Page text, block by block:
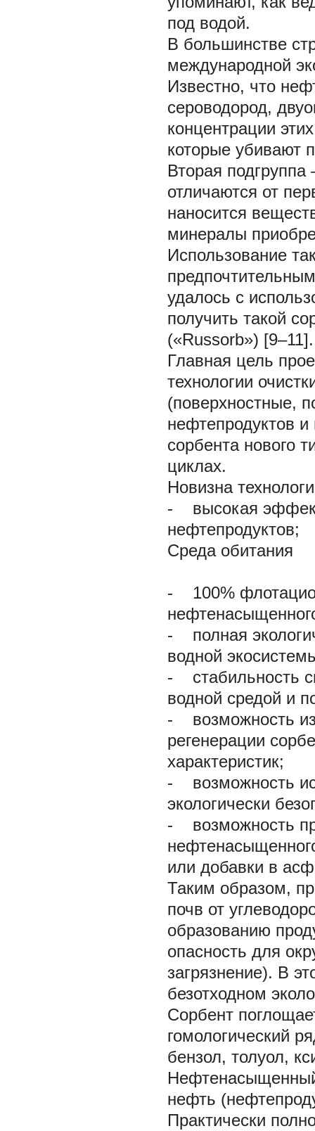
под водой.
В большинстве
международной
Известно, что
сероводород,
концентрации
которые убивают
Вторая подгруппа
отличаются от
наносится
минералы
Использование
удалось с
получить такой
(«Russorb») [9–11].
Главная цель
технологии
(поверхностные,
нефтепродуктов
сорбента нового
циклах.
Новизна
- высокая
нефтепродуктов;
Cреда обитания
- 100%
- полная
водной
- стабильность
водной средой и
- возможность
регенерации
характеристик;
- возможность
экологически
- возможность
или добавки в
Таким образом,
почв от
образованию
опасность для
загрязнение). В
безотходном
Сорбент
гомологический
бензол, толуол,
нефть
Практически